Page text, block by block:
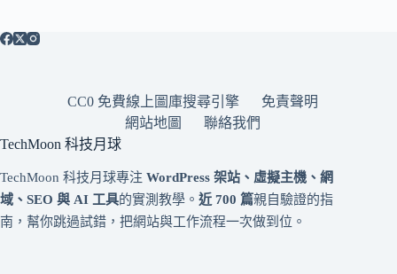
CC0 免費線上圖庫搜尋引擎
免責聲明
網站地圖
聯絡我們
TechMoon 科技月球
TechMoon 科技月球專注 WordPress 架站、虛擬主機、網
域、SEO 與 AI 工具的實測教學。 近 700 篇親自驗證的指
南，幫你跳過試錯，把網站與工作流程一次做到位。